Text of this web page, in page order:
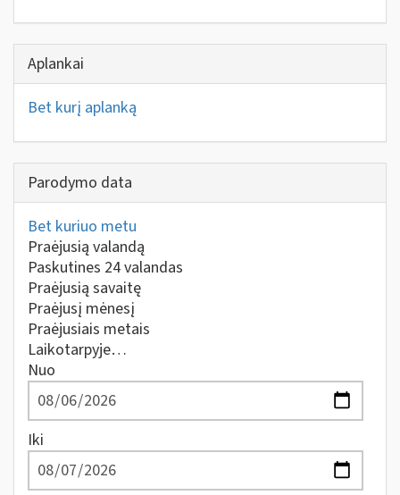
Aplankai
Bet kurį aplanką
Parodymo data
Bet kuriuo metu
Praėjusią valandą
Paskutines 24 valandas
Praėjusią savaitę
Praėjusį mėnesį
Praėjusiais metais
Laikotarpyje…
Nuo
Iki